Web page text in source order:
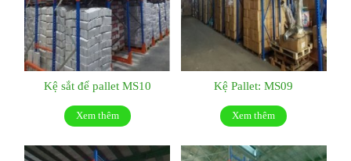
Kệ sắt để pallet MS10
Xem thêm
Kệ Pallet: MS09
Xem thêm